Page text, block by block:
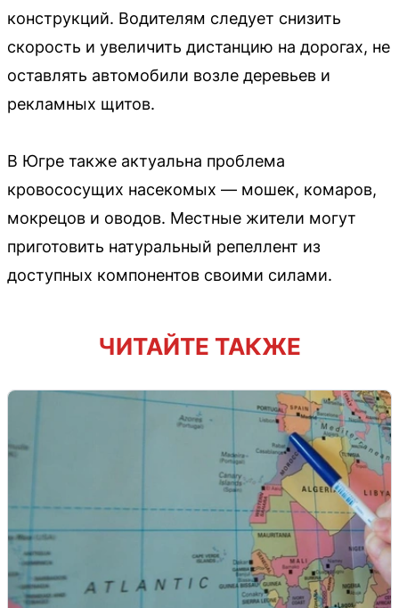
конструкций. Водителям следует снизить
скорость и увеличить дистанцию на дорогах, не
оставлять автомобили возле деревьев и
рекламных щитов.
В Югре также актуальна проблема
кровососущих насекомых — мошек, комаров,
мокрецов и оводов. Местные жители могут
приготовить натуральный репеллент из
доступных компонентов своими силами.
ЧИТАЙТЕ ТАКЖЕ